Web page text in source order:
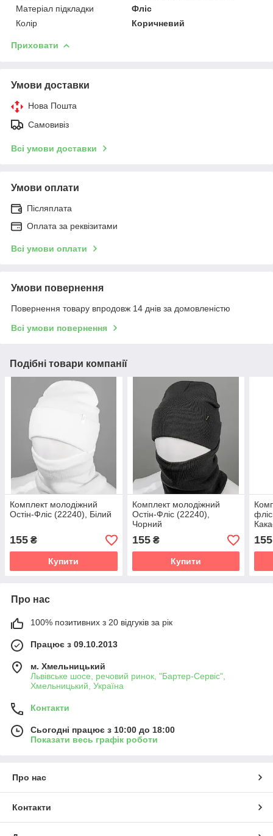
Матеріал підкладки
Фліс
Колір
Коричневий
Приховати
Умови доставки
Нова Пошта
Самовивіз
Всі умови доставки
Умови оплати
Післяплата
Оплата за реквізитами
Всі умови оплати
Умови повернення
Повернення товару впродовж 14 днів за домовленістю
Всі умови повернення
Подібні товари компанії
Комплект молодіжний
Остін-Фліс (22240), Білий
155 ₴
Купити
Комплект молодіжний
Остін-Фліс (22240),
Чорний
155₴
Купити
155
Про нас
100% позитивних з 20 відгуків за рік
Працює з 09.10.2013
м. Хмельницький
Львівське шосе, речовий ринок, "Бартер-Сервіс",
Хмельницький, Україна
Контакти
Сьогодні працює з 10:00 до 18:00
Показати весь графік роботи
Про нас
Контакти